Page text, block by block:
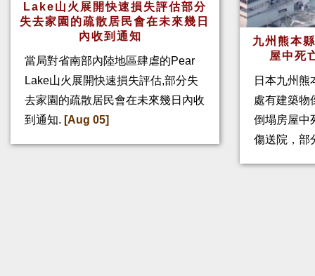
Lake山火展開快速損失評估部分
失去家園的疏散居民會在未來幾日
內收到通知
當局對省南部內陸地區肆虐的Pear
Lake山火展開快速損失評估,部分失
去家園的疏散居民會在未來幾日內收
到通知. [Aug 05]
九州熊本
屋中死
日本九州熊
處有建築物
倒塌房屋中
傷送院，部